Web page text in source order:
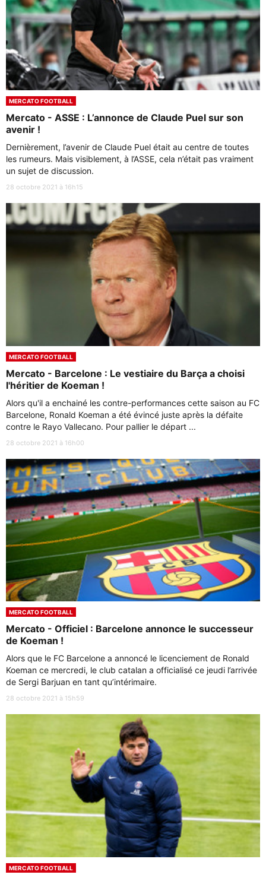
MERCATO FOOTBALL
Mercato - ASSE : L’annonce de Claude Puel sur son
avenir !
Dernièrement, l’avenir de Claude Puel était au centre de toutes
les rumeurs. Mais visiblement, à l’ASSE, cela n’était pas vraiment
un sujet de discussion.
28 octobre 2021 à 16h15
MERCATO FOOTBALL
Mercato - Barcelone : Le vestiaire du Barça a choisi
l'héritier de Koeman !
Alors qu'il a enchainé les contre-performances cette saison au FC
Barcelone, Ronald Koeman a été évincé juste après la défaite
contre le Rayo Vallecano. Pour pallier le départ ...
28 octobre 2021 à 16h00
MERCATO FOOTBALL
Mercato - Officiel : Barcelone annonce le successeur
de Koeman !
Alors que le FC Barcelone a annoncé le licenciement de Ronald
Koeman ce mercredi, le club catalan a officialisé ce jeudi l’arrivée
de Sergi Barjuan en tant qu’intérimaire.
28 octobre 2021 à 15h59
MERCATO FOOTBALL